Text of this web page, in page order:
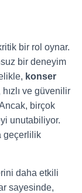
bir rol oynar.
bir deneyim
konser
ve güvenilir
birçok
unutabiliyor.
geçerlilik
daha etkili
sayesinde,